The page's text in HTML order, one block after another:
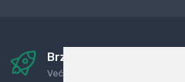
Brza i sigurna dostava
Već za nekoliko dana kod vas